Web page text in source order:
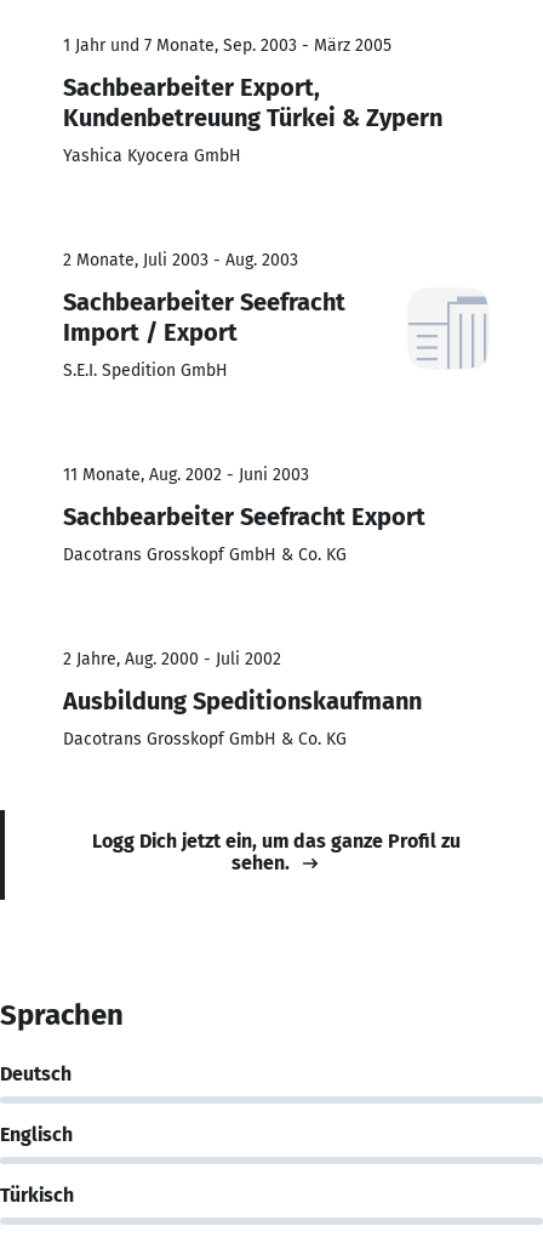
1 Jahr und 7 Monate, Sep. 2003 - März 2005
Sachbearbeiter Export,
Kundenbetreuung Türkei & Zypern
Yashica Kyocera GmbH
2 Monate, Juli 2003 - Aug. 2003
Sachbearbeiter Seefracht
Import / Export
S.E.I. Spedition GmbH
11 Monate, Aug. 2002 - Juni 2003
Sachbearbeiter Seefracht Export
Dacotrans Grosskopf GmbH & Co. KG
2 Jahre, Aug. 2000 - Juli 2002
Ausbildung Speditionskaufmann
Dacotrans Grosskopf GmbH & Co. KG
Logg Dich jetzt ein, um das ganze Profil zu
sehen.
Sprachen
Deutsch
Englisch
Türkisch